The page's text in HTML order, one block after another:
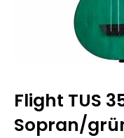
Flight TUS
Sopran/